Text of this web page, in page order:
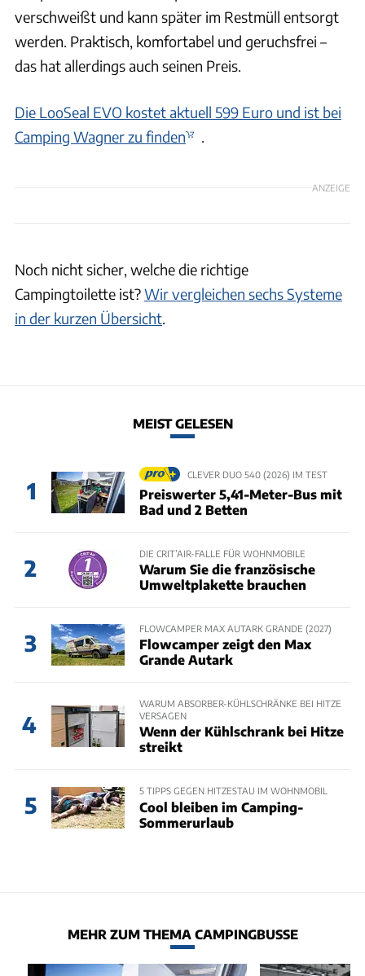
verschweißt und kann später im Restmüll entsorgt
werden. Praktisch, komfortabel und geruchsfrei –
das hat allerdings auch seinen Preis.
Die LooSeal EVO kostet aktuell 599 Euro und ist bei
Camping Wagner zu finden
.
ANZEIGE
Noch nicht sicher, welche die richtige
Campingtoilette ist?Wir vergleichen sechs Systeme
in der kurzen Übersicht.
MEIST GELESEN
1
CLEVER DUO 540 (2026) IM TEST
Preiswerter 5,41-Meter-Bus mit
Bad und 2 Betten
2
DIE CRIT’AIR-FALLE FÜR WOHNMOBILE
Warum Sie die französische
Umweltplakette brauchen
3
FLOWCAMPER MAX AUTARK GRANDE (2027)
Flowcamper zeigt den Max
Grande Autark
4
WARUM ABSORBER-KÜHLSCHRÄNKE BEI HITZE
VERSAGEN
Wenn der Kühlschrank bei Hitze
streikt
5
5 TIPPS GEGEN HITZESTAU IM WOHNMOBIL
Cool bleiben im Camping-
Sommerurlaub
MEHR ZUM THEMA CAMPINGBUSSE